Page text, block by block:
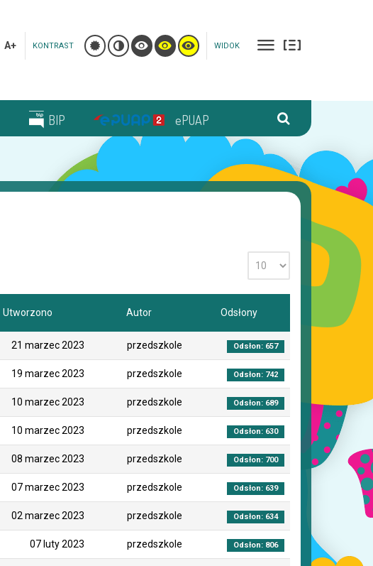
A+ KONTRAST WIDOK
BIP ePUAP
Utworzono Autor Odsłony
21 marzec 2023 przedszkole Odsłon: 657
19 marzec 2023 przedszkole Odsłon: 742
10 marzec 2023 przedszkole Odsłon: 689
10 marzec 2023 przedszkole Odsłon: 630
08 marzec 2023 przedszkole Odsłon: 700
07 marzec 2023 przedszkole Odsłon: 639
02 marzec 2023 przedszkole Odsłon: 634
07 luty 2023 przedszkole Odsłon: 806